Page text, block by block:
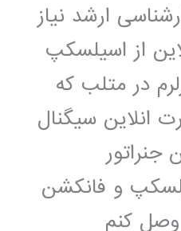
ارشد نیاز
از اسیلسکپ
در متلب که
انلاین سیگنال
جنراتور
و فانکشن
وصل کنم